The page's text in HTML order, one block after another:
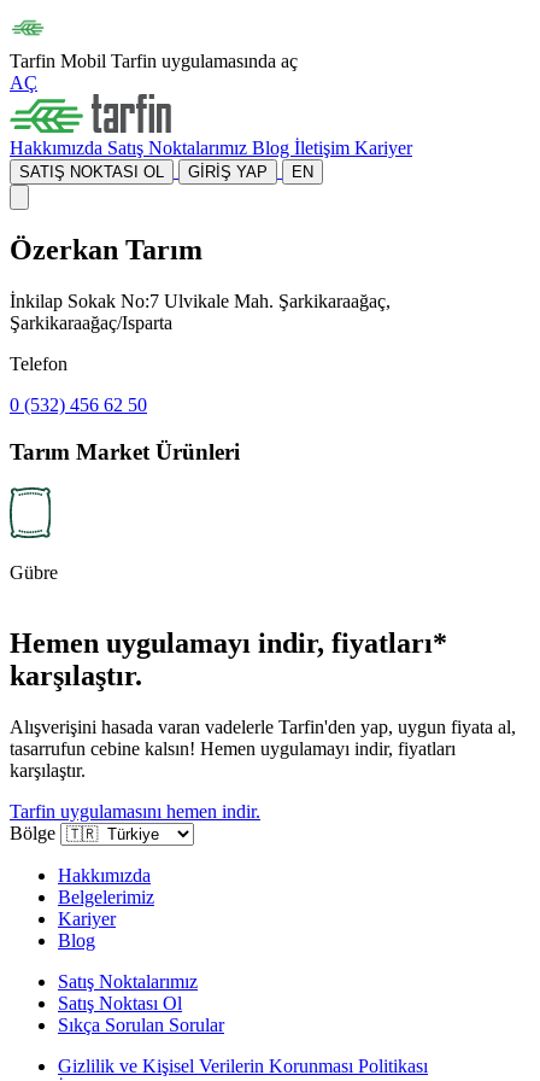
Tarfin Mobil Tarfin uygulamasında aç
AÇ
Hakkımızda Satış Noktalarımız Blog İletişim Kariyer
SATIŞ NOKTASI OL GİRİŞ YAP EN
Özerkan Tarım
İnkilap Sokak No:7 Ulvikale Mah. Şarkikaraağaç,
Şarkikaraağaç/Isparta
Telefon
0 (532) 456 62 50
Tarım Market Ürünleri
Gübre
Hemen uygulamayı indir, fiyatları*
karşılaştır.
Alışverişini hasada varan vadelerle Tarfin'den yap, uygun fiyata al,
tasarrufun cebine kalsın! Hemen uygulamayı indir, fiyatları
karşılaştır.
Tarfin uygulamasını hemen indir.
Bölge
Hakkımızda
Belgelerimiz
Kariyer
Blog
Satış Noktalarımız
Satış Noktası Ol
Sıkça Sorulan Sorular
Gizlilik ve Kişisel Verilerin Korunması Politikası